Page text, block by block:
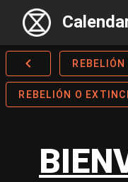
REBELIÓN O